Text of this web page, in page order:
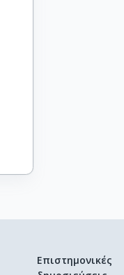
Επιστημονικές